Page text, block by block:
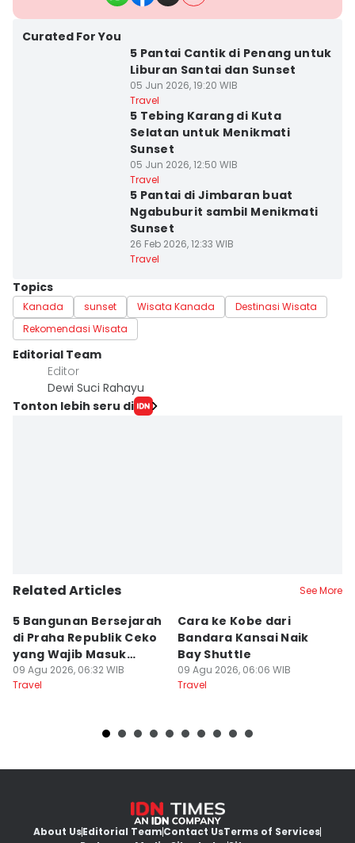
Curated For You
5 Pantai Cantik di Penang untuk
Liburan Santai dan Sunset
05 Jun 2026, 19:20 WIB
Travel
5 Tebing Karang di Kuta
Selatan untuk Menikmati
Sunset
05 Jun 2026, 12:50 WIB
Travel
5 Pantai di Jimbaran buat
Ngabuburit sambil Menikmati
Sunset
26 Feb 2026, 12:33 WIB
Travel
Topics
Kanada sunset Wisata Kanada
Destinasi Wisata
Rekomendasi Wisata
Editorial Team
Editor
Dewi Suci Rahayu
Tonton lebih seru di
Related Articles See More
5 Bangunan Bersejarah
di Praha Republik Ceko
yang Wajib Masuk
Itinerary
09 Agu 2026, 06:32 WIB
Travel
Cara ke Kobe dari
Bandara Kansai Naik
Bay Shuttle
09 Agu 2026, 06:06 WIB
Travel
About UsEditorial TeamContact UsTerms of Services